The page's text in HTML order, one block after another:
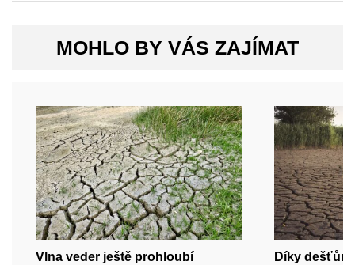
MOHLO BY VÁS ZAJÍMAT
Vlna veder ještě prohloubí
Díky